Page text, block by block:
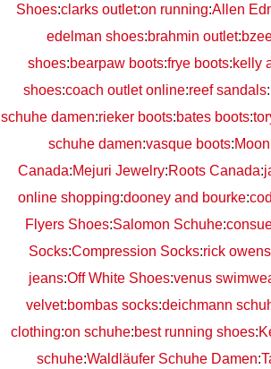
Shoes:clarks outlet:on running:Allen
edelman shoes:brahmin outlet:
shoes:bearpaw boots:frye boots:kelly
shoes:coach outlet online:reef sandals:
schuhe damen:rieker boots:bates boots:
schuhe damen:vasque boots:
Canada:Mejuri Jewelry:Roots Canada:
online shopping:dooney and bourke:
Flyers Shoes:Salomon Schuhe:
Socks:Compression Socks:rick
jeans:Off White Shoes:venus
velvet:bombas socks:deichmann
clothing:on schuhe:best running shoes:
schuhe:Waldläufer Schuhe Damen: